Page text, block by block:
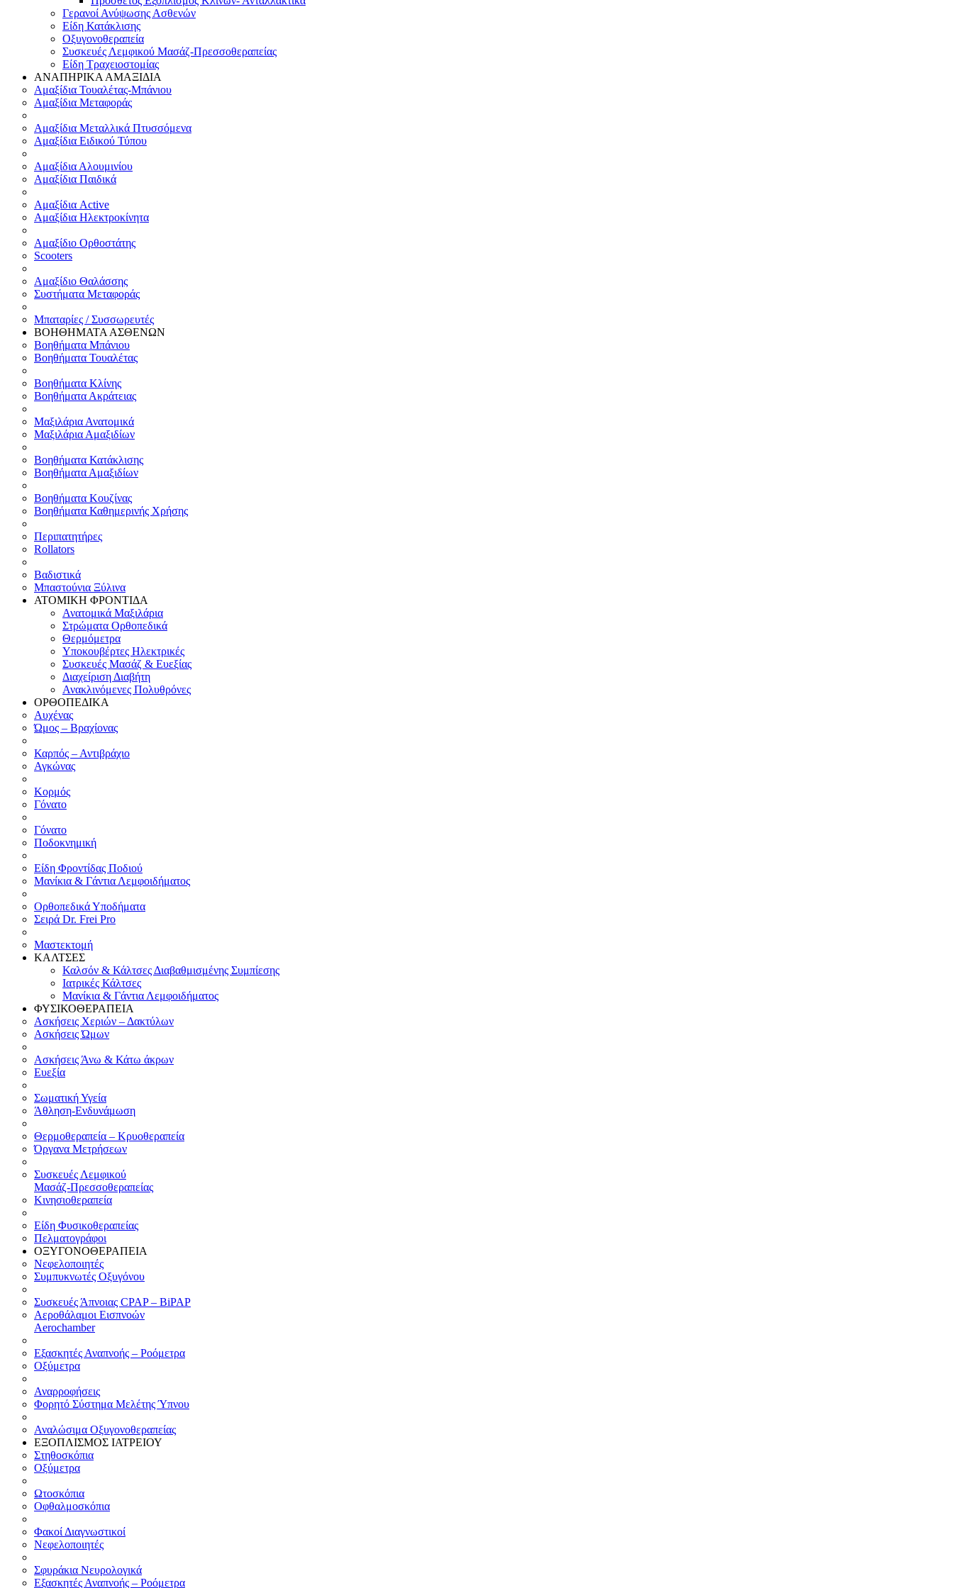
Γερανοί Ανύψωσης Ασθενών
Είδη Κατάκλισης
Οξυγονοθεραπεία
Συσκευές Λεμφικού Μασάζ-Πρεσσοθεραπείας
Είδη Τραχειοστομίας
ΑΝΑΠΗΡΙΚΑ ΑΜΑΞΙΔΙΑ
Αμαξίδια Τουαλέτας-Μπάνιου
Αμαξίδια Μεταφοράς
Αμαξίδια Μεταλλικά Πτυσσόμενα
Αμαξίδια Ειδικού Τύπου
Αμαξίδια Αλουμινίου
Αμαξίδια Παιδικά
Αμαξίδια Active
Αμαξίδια Ηλεκτροκίνητα
Αμαξίδιο Ορθοστάτης
Scooters
Αμαξίδιο Θαλάσσης
Συστήματα Μεταφοράς
Μπαταρίες / Συσσωρευτές
ΒΟΗΘΗΜΑΤΑ ΑΣΘΕΝΩΝ
Βοηθήματα Μπάνιου
Βοηθήματα Τουαλέτας
Βοηθήματα Κλίνης
Βοηθήματα Ακράτειας
Μαξιλάρια Ανατομικά
Μαξιλάρια Αμαξιδίων
Βοηθήματα Κατάκλισης
Βοηθήματα Αμαξιδίων
Βοηθήματα Κουζίνας
Βοηθήματα Καθημερινής Χρήσης
Περιπατητήρες
Rollators
Βαδιστικά
Μπαστούνια Ξύλινα
ΑΤΟΜΙΚΗ ΦΡΟΝΤΙΔΑ
Ανατομικά Μαξιλάρια
Στρώματα Ορθοπεδικά
Θερμόμετρα
Υποκουβέρτες Ηλεκτρικές
Συσκευές Μασάζ & Ευεξίας
Διαχείριση Διαβήτη
Ανακλινόμενες Πολυθρόνες
ΟΡΘΟΠΕΔΙΚΑ
Αυχένας
Ώμος – Βραχίονας
Καρπός – Αντιβράχιο
Αγκώνας
Κορμός
Γόνατο
Γόνατο
Ποδοκνημική
Είδη Φροντίδας Ποδιού
Μανίκια & Γάντια Λεμφοιδήματος
Ορθοπεδικά Υποδήματα
Σειρά Dr. Frei Pro
Μαστεκτομή
ΚΑΛΤΣΕΣ
Καλσόν & Κάλτσες Διαβαθμισμένης Συμπίεσης
Ιατρικές Κάλτσες
Μανίκια & Γάντια Λεμφοιδήματος
ΦΥΣΙΚΟΘΕΡΑΠΕΙΑ
Ασκήσεις Χεριών – Δακτύλων
Ασκήσεις Ώμων
Ασκήσεις Άνω & Κάτω άκρων
Ευεξία
Σωματική Υγεία
Άθληση-Ενδυνάμωση
Θερμοθεραπεία – Κρυοθεραπεία
Όργανα Μετρήσεων
Συσκευές Λεμφικού
Μασάζ-Πρεσσοθεραπείας
Κινησιοθεραπεία
Είδη Φυσικοθεραπείας
Πελματογράφοι
ΟΞΥΓΟΝΟΘΕΡΑΠΕΙΑ
Νεφελοποιητές
Συμπυκνωτές Οξυγόνου
Συσκευές Άπνοιας CPAP – BiPAP
Αεροθάλαμοι Εισπνοών
Aerochamber
Εξασκητές Αναπνοής – Ροόμετρα
Οξύμετρα
Αναρροφήσεις
Φορητό Σύστημα Μελέτης Ύπνου
Αναλώσιμα Οξυγονοθεραπείας
ΕΞΟΠΛΙΣΜΟΣ ΙΑΤΡΕΙΟΥ
Στηθοσκόπια
Οξύμετρα
Ωτοσκόπια
Οφθαλμοσκόπια
Φακοί Διαγνωστικοί
Νεφελοποιητές
Σφυράκια Νευρολογικά
Εξασκητές Αναπνοής – Ροόμετρα